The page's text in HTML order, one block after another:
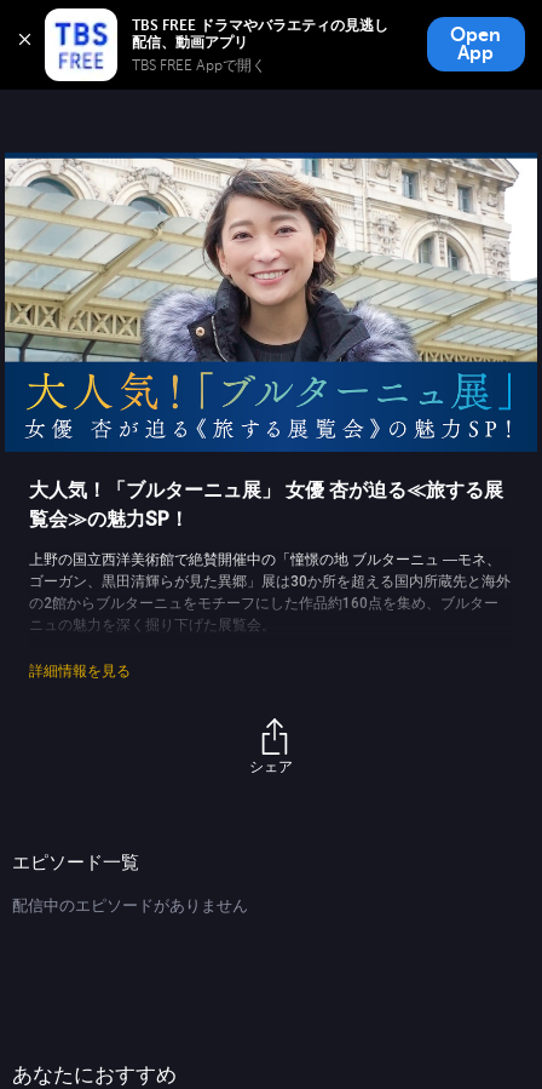
TBS FREE ドラマやバラエティの見逃し
TBS FREE Appで開く
Open
App
TBS FREE
無料見逃し配信
大人気！「ブルターニュ展」 女優 杏が迫る≪旅する展
覧会≫の魅力SP！
上野の国立西洋美術館で絶賛開催中の「憧憬の地 ブルターニュ ―モネ、
ゴーガン、黒田清輝らが見た異郷」展は30か所を超える国内所蔵先と海外
の2館からブルターニュをモチーフにした作品約160点を集め、ブルター
ニュの魅力を深く掘り下げた展覧会。
本展のアンバサダーである杏がパリロケを敢行！フランスの異郷「ブルタ
19世紀後半から20世紀にかけ多くの画家たちが魅了されたフランス最果
はじめとする当時パリで活躍した日本人画家たちの足跡も辿ります。
【展覧会概要】
詳細情報を見る
シェア
エピソード一覧
配信中のエピソードがありません
あなたにおすすめ